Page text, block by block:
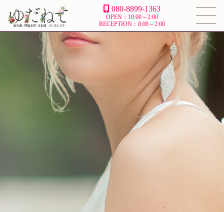
080-8899-1363
OPEN：10:00～2:00
RECEPTION：8:00～2:00